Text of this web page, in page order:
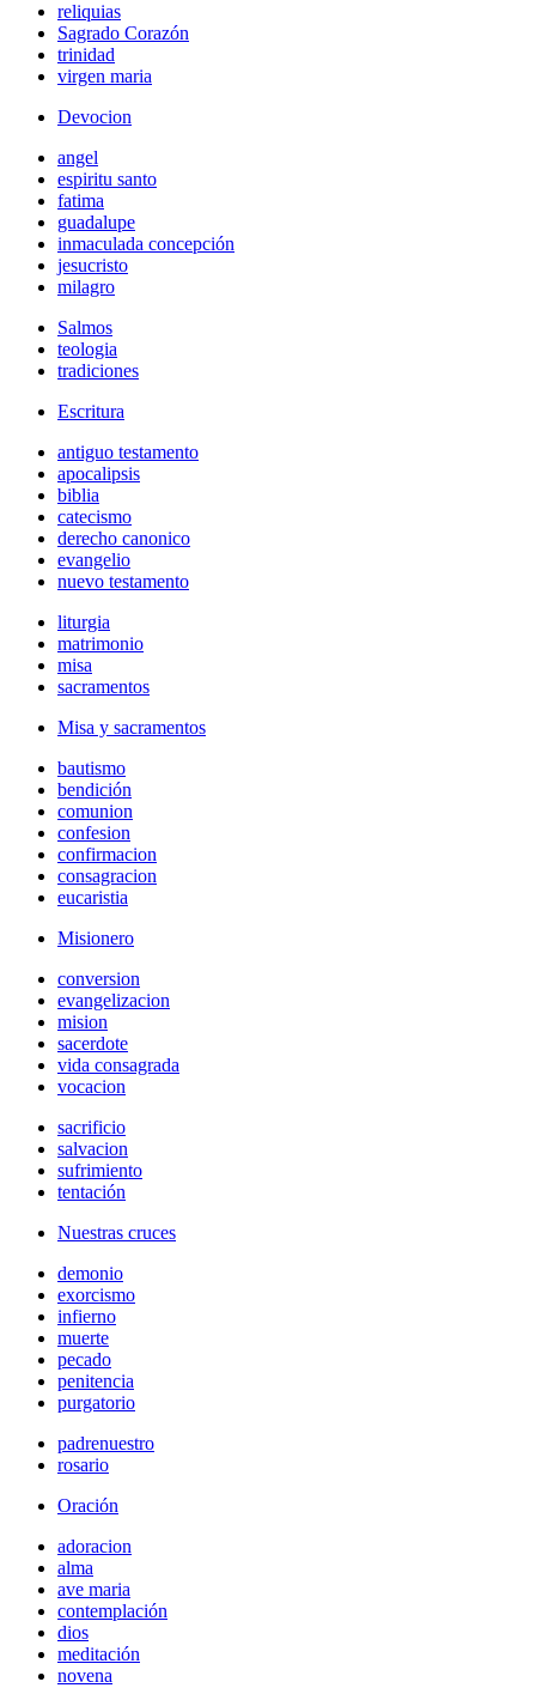
reliquias
Sagrado Corazón
trinidad
virgen maria
Devocion
angel
espiritu santo
fatima
guadalupe
inmaculada concepción
jesucristo
milagro
Salmos
teologia
tradiciones
Escritura
antiguo testamento
apocalipsis
biblia
catecismo
derecho canonico
evangelio
nuevo testamento
liturgia
matrimonio
misa
sacramentos
Misa y sacramentos
bautismo
bendición
comunion
confesion
confirmacion
consagracion
eucaristia
Misionero
conversion
evangelizacion
mision
sacerdote
vida consagrada
vocacion
sacrificio
salvacion
sufrimiento
tentación
Nuestras cruces
demonio
exorcismo
infierno
muerte
pecado
penitencia
purgatorio
padrenuestro
rosario
Oración
adoracion
alma
ave maria
contemplación
dios
meditación
novena